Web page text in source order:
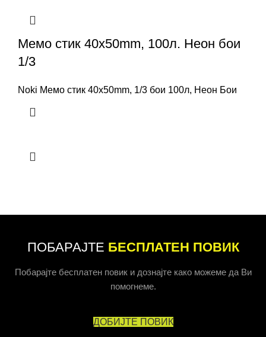
Мемо стик 40x50mm, 100л. Неон бои
1/3
Noki Мемо стик 40x50mm, 1/3 бои 100л, Неон Бои
ПОБАРАЈТЕ БЕСПЛАТЕН ПОВИК
Побарајте бесплатен повик и дознајте како можеме да Ви
помогнеме.
ДОБИЈТЕ ПОВИК